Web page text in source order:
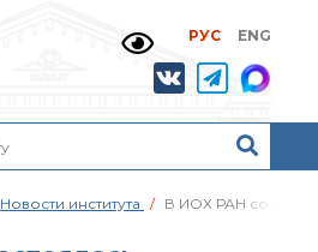
РУС ENG
Новости института В ИОХ РАН